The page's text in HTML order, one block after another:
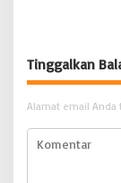
Tinggalkan
Alamat email Anda